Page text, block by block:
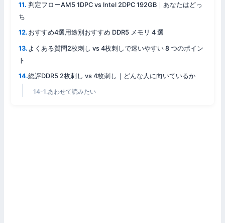
判定フローAM5 1DPC vs Intel 2DPC 192GB｜あなたはどっ
ち
おすすめ4選用途別おすすめ DDR5 メモリ 4 選
よくある質問2枚刺し vs 4枚刺しで迷いやすい 8 つのポイン
ト
総評DDR5 2枚刺し vs 4枚刺し｜どんな人に向いているか
あわせて読みたい